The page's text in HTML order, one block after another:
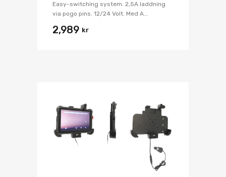
Easy-switching system. 2,5A laddning
via pogo pins. 12/24 Volt. Med A...
2,989 kr